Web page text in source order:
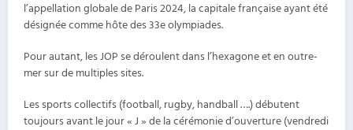
l’appellation globale de Paris 2024, la capitale française ayant été
désignée comme hôte des 33e olympiades.
Pour autant, les JOP se déroulent dans l’hexagone et en outre-
mer sur de multiples sites.
Les sports collectifs (football, rugby, handball ….) débutent
toujours avant le jour « J » de la cérémonie d’ouverture (vendredi